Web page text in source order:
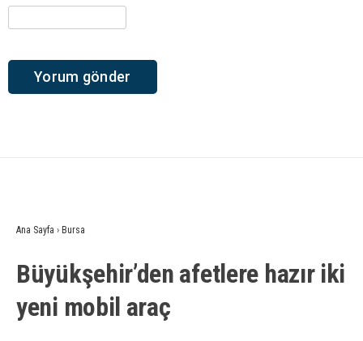
Ana Sayfa › Bursa
Büyükşehir’den afetlere hazır iki
yeni mobil araç